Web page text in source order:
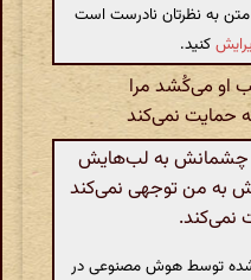
متن به نظرتان نادرست است
کنید.
او می‌کُشد مرا
حمایت نمی‌کند
چشمانش به لب‌هایش
به من توجهی نمی‌کند
نمی‌کند.
شده توسط هوش مصنوعی در